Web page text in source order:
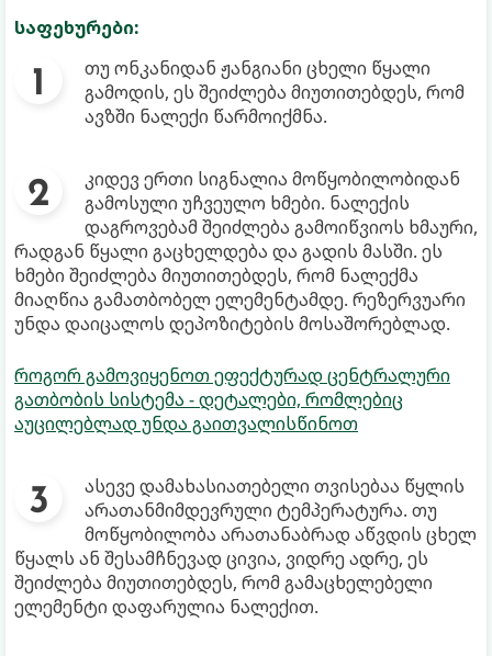
საფეხურები:
თუ ონკანიდან ჟანგიანი ცხელი წყალი
გამოდის, ეს შეიძლება მიუთითებდეს, რომ
ავზში ნალექი წარმოიქმნა.
კიდევ ერთი სიგნალია მოწყობილობიდან
გამოსული უჩვეულო ხმები. ნალექის
დაგროვებამ შეიძლება გამოიწვიოს ხმაური,
რადგან წყალი გაცხელდება და გადის მასში. ეს
ხმები შეიძლება მიუთითებდეს, რომ ნალექმა
მიაღწია გამათბობელ ელემენტამდე. რეზერვუარი
უნდა დაიცალოს დეპოზიტების მოსაშორებლად.
როგორ გამოვიყენოთ ეფექტურად ცენტრალური
გათბობის სისტემა - დეტალები, რომლებიც
აუცილებლად უნდა გაითვალისწინოთ
ასევე დამახასიათებელი თვისებაა წყლის
არათანმიმდევრული ტემპერატურა. თუ
მოწყობილობა არათანაბრად აწვდის ცხელ
წყალს ან შესამჩნევად ცივია, ვიდრე ადრე, ეს
შეიძლება მიუთითებდეს, რომ გამაცხელებელი
ელემენტი დაფარულია ნალექით.